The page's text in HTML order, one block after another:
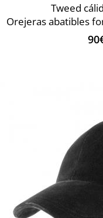
Tweed
Orejeras abatibles